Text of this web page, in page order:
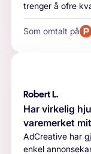
trenger å ofre
Som omtalt på
Robert L.
Har virkelig
varemerket
AdCreative har
enkel